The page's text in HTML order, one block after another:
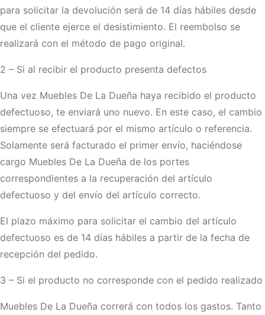
para solicitar la devolución será de 14 días hábiles desde
que el cliente ejerce el desistimiento. El reembolso se
realizará con el método de pago original.
2 – Si al recibir el producto presenta defectos
Una vez Muebles De La Dueña haya recibido el producto
defectuoso, te enviará uno nuevo. En este caso, el cambio
siempre se efectuará por el mismo artículo o referencia.
Solamente será facturado el primer envío, haciéndose
cargo Muebles De La Dueña de los portes
correspondientes a la recuperación del artículo
defectuoso y del envío del artículo correcto.
El plazo máximo para solicitar el cambio del artículo
defectuoso es de 14 días hábiles a partir de la fecha de
recepción del pedido.
3 – Si el producto no corresponde con el pedido realizado
Muebles De La Dueña correrá con todos los gastos. Tanto